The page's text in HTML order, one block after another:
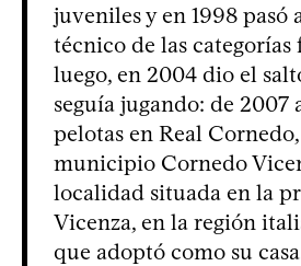
juveniles y en 1998 pasó
técnico de las categorías
luego, en 2004 dio el
seguía jugando: de 2007
pelotas en Real
municipio Cornedo
localidad situada en la
Vicenza, en la región
que adoptó como su